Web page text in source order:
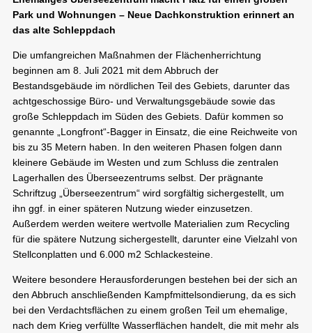
Park und Wohnungen – Neue Dachkonstruktion erinnert an
das alte Schleppdach
Die umfangreichen Maßnahmen der Flächenherrichtung
beginnen am 8. Juli 2021 mit dem Abbruch der
Bestandsgebäude im nördlichen Teil des Gebiets, darunter das
achtgeschossige Büro- und Verwaltungsgebäude sowie das
große Schleppdach im Süden des Gebiets. Dafür kommen so
genannte „Longfront“-Bagger in Einsatz, die eine Reichweite von
bis zu 35 Metern haben. In den weiteren Phasen folgen dann
kleinere Gebäude im Westen und zum Schluss die zentralen
Lagerhallen des Überseezentrums selbst. Der prägnante
Schriftzug „Überseezentrum“ wird sorgfältig sichergestellt, um
ihn ggf. in einer späteren Nutzung wieder einzusetzen.
Außerdem werden weitere wertvolle Materialien zum Recycling
für die spätere Nutzung sichergestellt, darunter eine Vielzahl von
Stellconplatten und 6.000 m2 Schlackesteine.
Weitere besondere Herausforderungen bestehen bei der sich an
den Abbruch anschließenden Kampfmittelsondierung, da es sich
bei den Verdachtsflächen zu einem großen Teil um ehemalige,
nach dem Krieg verfüllte Wasserflächen handelt, die mit mehr als